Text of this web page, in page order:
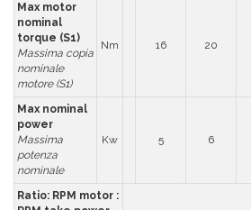
Max motor
nominal
torque (S1)
Massima copia
nominale
motore (S1)
Nm 16 20
Max nominal
power
Massima
potenza
nominale
Kw 5 6
Ratio: RPM motor :